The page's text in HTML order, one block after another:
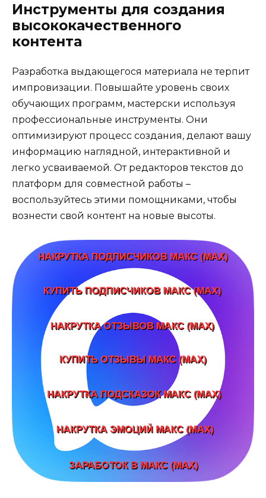
Инструменты для создания
высококачественного
контента
Разработка выдающегося материала не терпит
импровизации. Повышайте уровень своих
обучающих программ, мастерски используя
профессиональные инструменты. Они
оптимизируют процесс создания, делают вашу
информацию наглядной, интерактивной и
легко усваиваемой. От редакторов текстов до
платформ для совместной работы –
воспользуйтесь этими помощниками, чтобы
вознести свой контент на новые высоты.